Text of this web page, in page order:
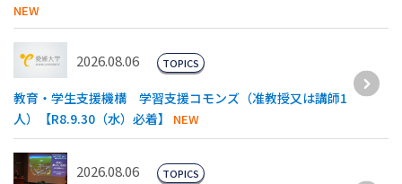
NEW
2026.08.06
教育・学生支援機構 学習支援コモンズ（准教授又は講師1
人）【R8.9.30（水）必着】
NEW
TOPICS
2026.08.06 TOPICS